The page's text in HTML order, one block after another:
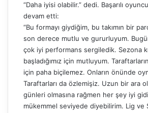
“Daha iyisi olabilir.” dedi. Başarılı
devam etti:
“Bu formayı giydiğim, bu takımın bir
son derece mutlu ve gururluyum.
çok iyi performans sergiledik. Sezona
başladığımız için mutluyum.
için paha biçilemez. Onların önünde
Taraftarları da özlemişiz. Uzun bir ara
günleri olmasına rağmen her şey iyi
mükemmel seviyede diyebilirim. Lig ve